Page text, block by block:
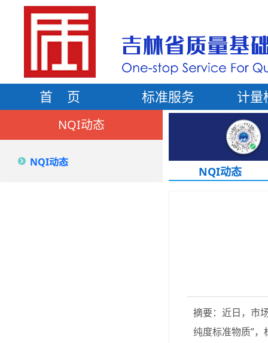
首 页 标准服务 计量
NQI动态
NQI动态
NQI动态
摘要：近日，市
纯度标准物质”